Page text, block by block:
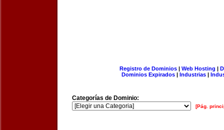
Registro de Dominios| Web Hosting |
Dominios Expirados | Industrias |
Categorías de Dominio:
[Pág.